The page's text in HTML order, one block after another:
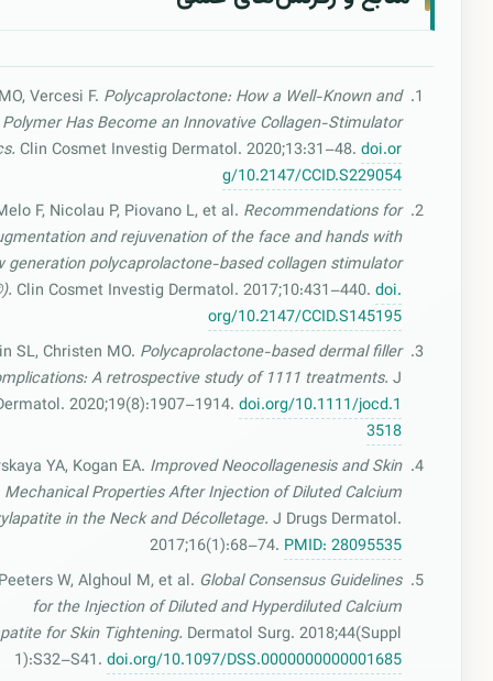
Vercesi F. Polycaprolactone: How a Well-Known and
Has Become an Innovative Collagen-Stimulator
Clin Cosmet Investig Dermatol. 2020;13:31–48. doi.or
g/10.2147/CCID.S229054
F, Nicolau P, Piovano L, et al. Recommendations for
and rejuvenation of the face and hands with
generation polycaprolactone-based collagen stimulator
Clin Cosmet Investig Dermatol. 2017;10:431–440. doi.
org/10.2147/CCID.S145195
SL, Christen MO. Polycaprolactone-based dermal filler
A retrospective study of 1111 treatments. J
2020;19(8):1907–1914. doi.org/10.1111/jocd.1
3518
YA, Kogan EA. Improved Neocollagenesis and Skin
Mechanical Properties After Injection of Diluted Calcium
in the Neck and Décolletage. J Drugs Dermatol.
2017;16(1):68–74. PMID: 28095535
W, Alghoul M, et al. Global Consensus Guidelines
for the Injection of Diluted and Hyperdiluted Calcium
for Skin Tightening. Dermatol Surg. 2018;44(Suppl
1):S32–S41. doi.org/10.1097/DSS.0000000000001685